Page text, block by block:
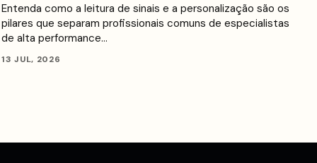
Entenda como a leitura de sinais e a personalização são os
pilares que separam profissionais comuns de especialistas
de alta performance…
13 JUL, 2026